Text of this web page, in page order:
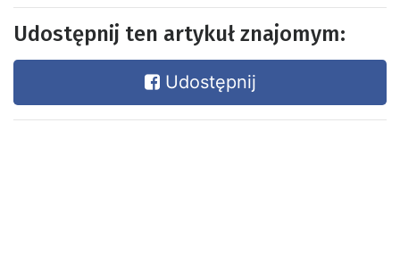
Udostępnij ten artykuł znajomym:
Udostępnij